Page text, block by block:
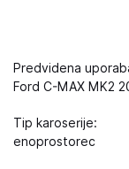
Predvidena
Ford C-MAX MK2
Tip karoserije:
enoprostorec